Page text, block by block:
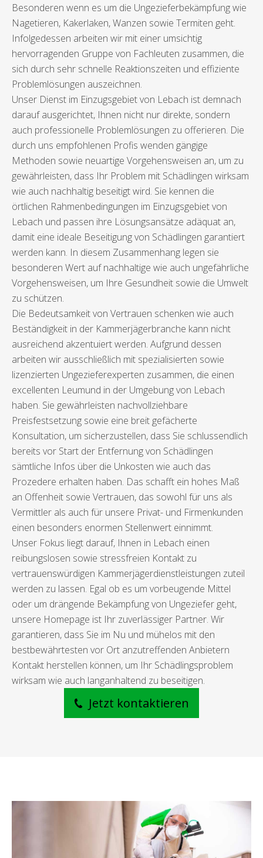
Besonderen wenn es um die Ungezieferbekämpfung wie
Nagetieren, Kakerlaken, Wanzen sowie Termiten geht.
Infolgedessen arbeiten wir mit einer umsichtig
hervorragenden Gruppe von Fachleuten zusammen, die
sich durch sehr schnelle Reaktionszeiten und effiziente
Problemlösungen auszeichnen.
Unser Dienst im Einzugsgebiet von Lebach ist demnach
darauf ausgerichtet, Ihnen nicht nur direkte, sondern
auch professionelle Problemlösungen zu offerieren. Die
durch uns empfohlenen Profis wenden gängige
Methoden sowie neuartige Vorgehensweisen an, um zu
gewährleisten, dass Ihr Problem mit Schädlingen wirksam
wie auch nachhaltig beseitigt wird. Sie kennen die
örtlichen Rahmenbedingungen im Einzugsgebiet von
Lebach und passen ihre Lösungsansätze adäquat an,
damit eine ideale Beseitigung von Schädlingen garantiert
werden kann. In diesem Zusammenhang legen sie
besonderen Wert auf nachhaltige wie auch ungefährliche
Vorgehensweisen, um Ihre Gesundheit sowie die Umwelt
zu schützen.
Die Bedeutsamkeit von Vertrauen schenken wie auch
Beständigkeit in der Kammerjägerbranche kann nicht
ausreichend akzentuiert werden. Aufgrund dessen
arbeiten wir ausschließlich mit spezialisierten sowie
lizenzierten Ungezieferexperten zusammen, die einen
excellenten Leumund in der Umgebung von Lebach
haben. Sie gewährleisten nachvollziehbare
Preisfestsetzung sowie eine breit gefächerte
Konsultation, um sicherzustellen, dass Sie schlussendlich
bereits vor Start der Entfernung von Schädlingen
sämtliche Infos über die Unkosten wie auch das
Prozedere erhalten haben. Das schafft ein hohes Maß
an Offenheit sowie Vertrauen, das sowohl für uns als
Vermittler als auch für unsere Privat- und Firmenkunden
einen besonders enormen Stellenwert einnimmt.
Unser Fokus liegt darauf, Ihnen in Lebach einen
reibungslosen sowie stressfreien Kontakt zu
vertrauenswürdigen Kammerjägerdienstleistungen zuteil
werden zu lassen. Egal ob es um vorbeugende Mittel
oder um drängende Bekämpfung von Ungeziefer geht,
unsere Homepage ist Ihr zuverlässiger Partner. Wir
garantieren, dass Sie im Nu und mühelos mit den
bestbewährtesten vor Ort anzutreffenden Anbietern
Kontakt herstellen können, um Ihr Schädlingsproblem
wirksam wie auch langanhaltend zu beseitigen.
Jetzt kontaktieren